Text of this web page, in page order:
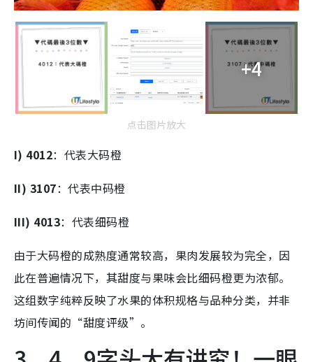
+4
点击图片放大
I) 4012：代表大码橙
II) 3107：代表中码橙
III) 4013：代表细码橙
由于大码橙的成熟度通常较高，果肉发展较为完全，因
此在普遍情况下，其甜度与果味会比细码橙更为浓郁。
这组数字纯粹反映了水果的体积规格与品种分类，并非
坊间传闻的“甜度评级”。